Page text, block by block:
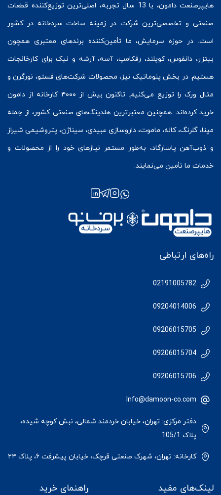
هایپرصنعت
دامون، با 13 سال تجربه، اصلی‌ترین توزیع‌کننده قطعات
صنعتی و تخصصی‌ترین شرکت در زمینه ساخت سردخانه در کشور
است. در حوزه سرمایش، ما تأمین‌کننده برندهای معتبری همچون
بیتزر، دانفوس،کوپلند، رفکامپ، آسه، آرشه و نیک برای کارخانجات
هستیم. در بخش پنوماتیک نیز، محصولات شرکت‌های فستو، نورگرن و
متال ورک
را توزیع می‌کنیم. تاکنون بیش از ۴۰۰۰ کارخانه از دامون
خرید کرده‌اند. همچنین معتبرترین هلدینگ‌های صنعتی کشور، از جمله
مپنا، گلرنگ، کاله، ماموت، داروسازی عبیدی، سیناژن، پتروشیمی شیراز
و ذوب‌آهن پاسارگاد، به‌طور مستمر نیازهای خود را از محصولات و
خدمات ما تأمین می‌نمایند.
راه‌های ارتباطی
02191005782
09204014006
09206015705
09206015704
09206015706
Info@damoon-co.com
دفتر مرکزی: تهران، خیابان خردمند شمالی، نبش کوچه شیده،
پلاک 105/1
کارخانه: تهران، شهرک صنعتی قرچک، خیابان پیشرفت ۶، پلاک ۲۴
لینک‌های مفید راهنمای خرید